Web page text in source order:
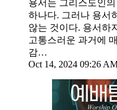
용서는 그리스도인
하나다. 그러나 용서
않는 것이다. 용서하
고통스러운 과거에
감…
Oct 14, 2024 09:26